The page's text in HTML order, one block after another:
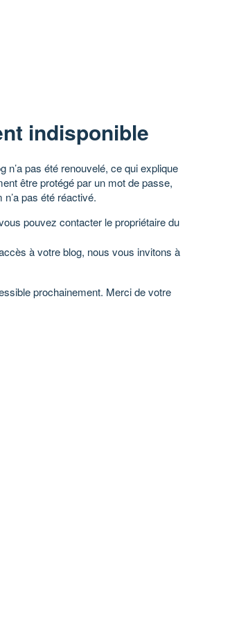
indisponible
n’a pas été renouvelé, ce qui explique
être protégé par un mot de passe,
pas été réactivé.
pouvez contacter le propriétaire du
à votre blog, nous vous invitons à
prochainement. Merci de votre